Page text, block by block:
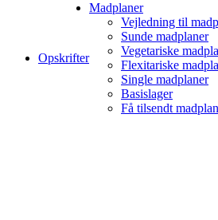
Opskrifter
Madplaner
Vejledning til
Sunde madplaner
Vegetariske
Flexitariske
Single madplaner
Basislager
Få tilsendt